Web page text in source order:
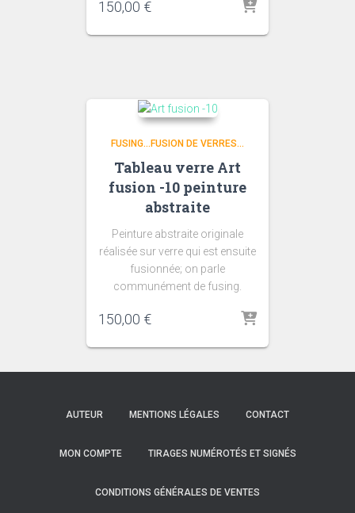
150,00 €
FUSING...FUSION DE VERRES...
Tableau verre Art
fusion -10 peinture
abstraite
Peinture abstraite originale
réalisée sur verre qui est ensuite
fusionnée; on parle
communément de fusing.
150,00 €
AUTEUR MENTIONS LÉGALES CONTACT
MON COMPTE TIRAGES NUMÉROTÉS ET SIGNÉS
CONDITIONS GÉNÉRALES DE VENTES